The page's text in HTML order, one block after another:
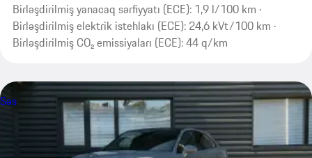
Birləşdirilmiş yanacaq sərfiyyatı (ECE): 1,9 l/100 km ·
Birləşdirilmiş elektrik istehlakı (ECE): 24,6 kVt/100 km ·
Birləşdirilmiş CO₂ emissiyaları (ECE): 44 q/km
Səs